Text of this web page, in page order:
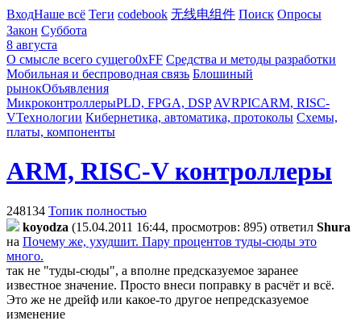
ВходНаше всё Теги codebook 无线电组件 Поиск Опросы
Закон Суббота
8 августа
О смысле всего сущего0xFF Средства и методы разработки
Мобильная и беспроводная связь Блошиный
рынокОбъявления
МикроконтроллерыPLD, FPGA, DSP AVRPICARM, RISC-
VТехнологии Кибернетика, автоматика, протоколы Схемы,
платы, компоненты
ARM, RISC-V контроллеры
248134 Топик полностью
koyodza (15.04.2011 16:44, просмотров: 895) ответил Shura
на Почему же, ухудшит. Пару процентов туды-сюды это
много.
так не "туды-сюды", а вполне предсказуемое заранее
известное значение. Просто внеси поправку в расчёт и всё.
Это же не дрейф или какое-то другое непредсказуемое
изменение